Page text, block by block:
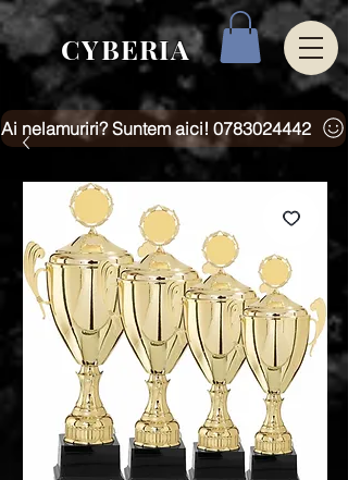
CYBERIA
Ai nelamuriri? Suntem aici! 0783024442